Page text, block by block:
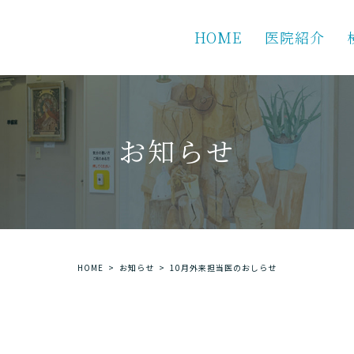
HOME 医院紹介
お知らせ
HOME お知らせ 10月外来担当医のおしらせ